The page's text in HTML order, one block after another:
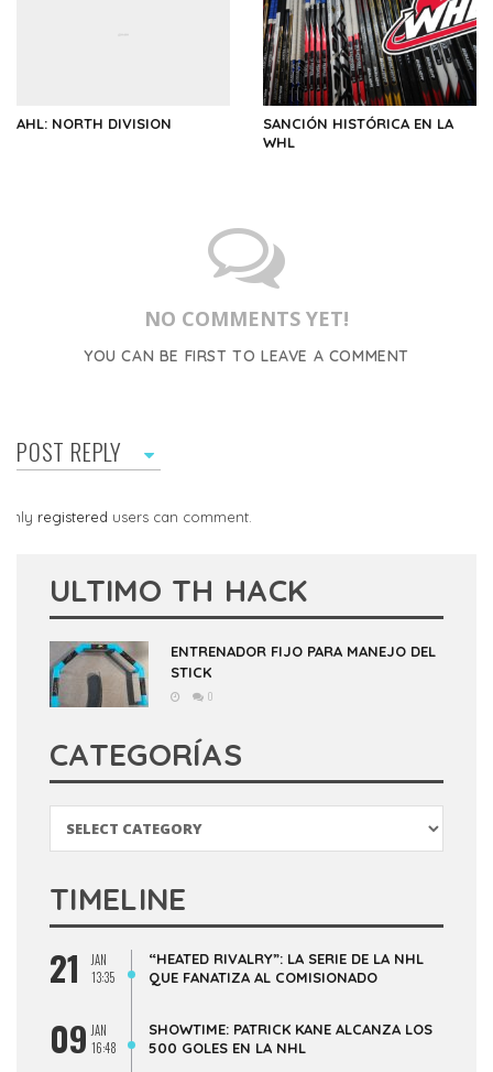
AHL: NORTH DIVISION
SANCIÓN HISTÓRICA EN LA
WHL
NO COMMENTS YET!
YOU CAN BE FIRST TO LEAVE A COMMENT
POST REPLY
Only registered users can comment.
ULTIMO TH HACK
ENTRENADOR FIJO PARA MANEJO DEL
STICK
0
CATEGORÍAS
TIMELINE
21
JAN
13:35
“HEATED RIVALRY”: LA SERIE DE LA NHL
QUE FANATIZA AL COMISIONADO
09 JAN
16:48
SHOWTIME: PATRICK KANE ALCANZA LOS
500 GOLES EN LA NHL